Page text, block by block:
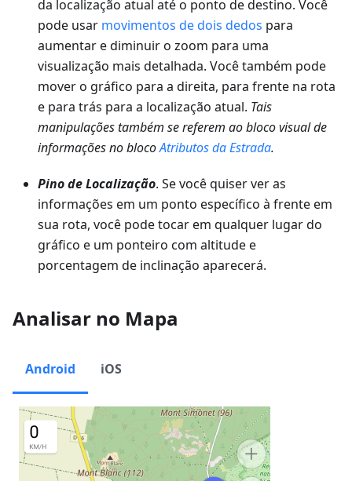
da localização atual até o ponto de destino. Você
pode usar movimentos de dois dedos para
aumentar e diminuir o zoom para uma
visualização mais detalhada. Você também pode
mover o gráfico para a direita, para frente na rota
e para trás para a localização atual. Tais
manipulações também se referem ao bloco visual de
informações no blocoAtributos da Estrada.
Pino de Localização. Se você quiser ver as
informações em um ponto específico à frente em
sua rota, você pode tocar em qualquer lugar do
gráfico e um ponteiro com altitude e
porcentagem de inclinação aparecerá.
Analisar no Mapa
Android iOS